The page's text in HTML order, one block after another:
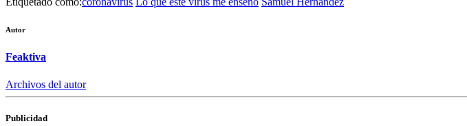
Autor
Feaktiva
Archivos del autor
Publicidad